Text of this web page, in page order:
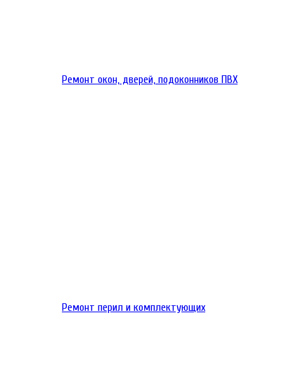
Ремонт окон, дверей, подоконников ПВХ
Ремонт перил и комплектующих